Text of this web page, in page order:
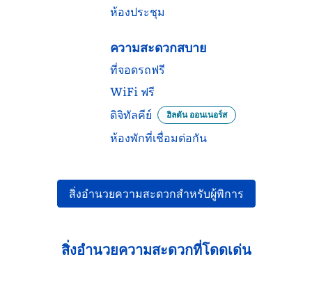
ห้องประชุม
ความสะดวกสบาย
ที่จอดรถฟรี
WiFi ฟรี
ดิจิทัลคีย์
ฮิลตัน ออนเนอร์ส
ห้องพักที่เชื่อมต่อกัน
สิ่งอำนวยความสะดวกสำหรับผู้พิการ
สิ่งอํานวยความสะดวกที่โดดเด่น
ศูนย์ฟิตเนส